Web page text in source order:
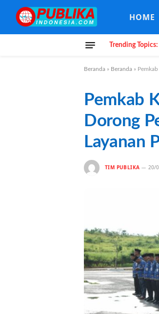
HOME
Trending Topics:
Beranda » Beranda »
Pemkab
Dorong
Layanan
TIM PUBLIKA 20/